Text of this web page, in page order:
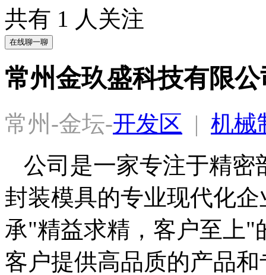
共有 1 人关注
在线聊一聊
常州金玖盛科技有限
常州-金坛-开发区 | 机械
公司是一家专注于精密
封装模具的专业现代化
承"精益求精，客户至上"
客户提供高品质的产品